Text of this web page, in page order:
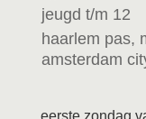
jeugd t/m 12
haarlem pas,
amsterdam
eerste zondag